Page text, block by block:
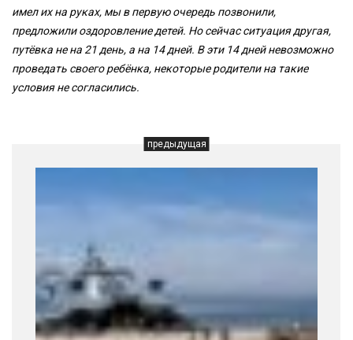
имел их на руках, мы в первую очередь позвонили,
предложили оздоровление детей. Но сейчас ситуация другая,
путёвка не на 21 день, а на 14 дней. В эти 14 дней невозможно
проведать своего ребёнка, некоторые родители на такие
условия не согласились.
предыдущая